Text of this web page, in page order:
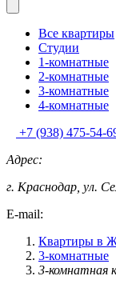
Все квартиры
Студии
1-комнатные
2-комнатные
3-комнатные
4-комнатные
+7 (938) 475-54-
Адрес:
г. Краснодар, ул.
E-mail:
Квартиры в
3-комнатные
3-комнатная